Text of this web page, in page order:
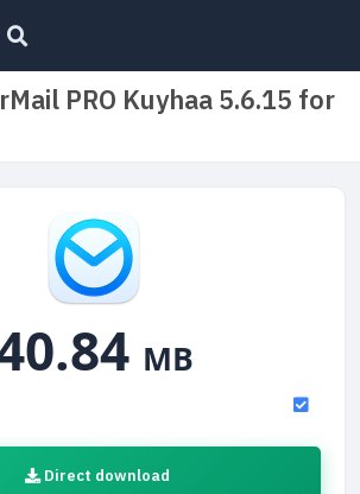
PRO Kuyhaa 5.6.15 for
MB
Direct download